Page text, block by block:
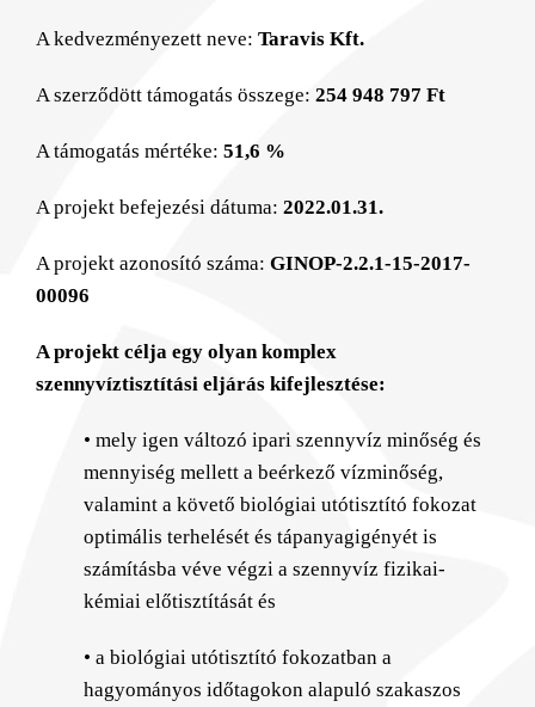
A kedvezményezett neve: Taravis Kft.
A szerződött támogatás összege: 254 948 797 Ft
A támogatás mértéke: 51,6 %
A projekt befejezési dátuma: 2022.01.31.
A projekt azonosító száma: GINOP-2.2.1-15-2017-
00096
A projekt célja egy olyan komplex
szennyvíztisztítási eljárás kifejlesztése:
• mely igen változó ipari szennyvíz minőség és
mennyiség mellett a beérkező vízminőség,
valamint a követő biológiai utótisztító fokozat
optimális terhelését és tápanyagigényét is
számításba véve végzi a szennyvíz fizikai-
kémiai előtisztítását és
• a biológiai utótisztító fokozatban a
hagyományos időtagokon alapuló szakaszos